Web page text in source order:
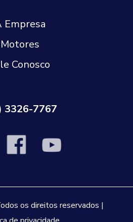
Empresa
Motores
Conosco
3326-7767
os direitos reservados |